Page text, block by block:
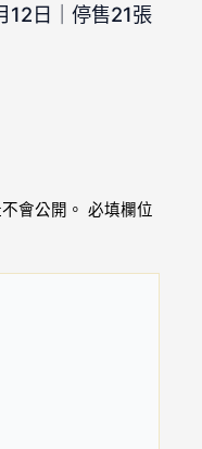
12日｜停售21張
會公開。 必填欄位